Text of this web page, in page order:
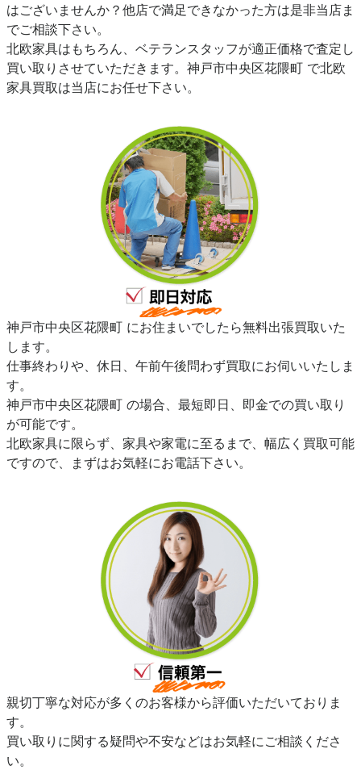
はございませんか？他店で満足できなかった方は是非当店ま
でご相談下さい。
北欧家具はもちろん、ベテランスタッフが適正価格で査定し
買い取りさせていただきます。神戸市中央区花隈町 で北欧
家具買取は当店にお任せ下さい。
神戸市中央区花隈町 にお住まいでしたら無料出張買取いた
します。
仕事終わりや、休日、午前午後問わず買取にお伺いいたしま
す。
神戸市中央区花隈町 の場合、最短即日、即金での買い取り
が可能です。
北欧家具に限らず、家具や家電に至るまで、幅広く買取可能
ですので、まずはお気軽にお電話下さい。
親切丁寧な対応が多くのお客様から評価いただいておりま
す。
買い取りに関する疑問や不安などはお気軽にご相談くださ
い。